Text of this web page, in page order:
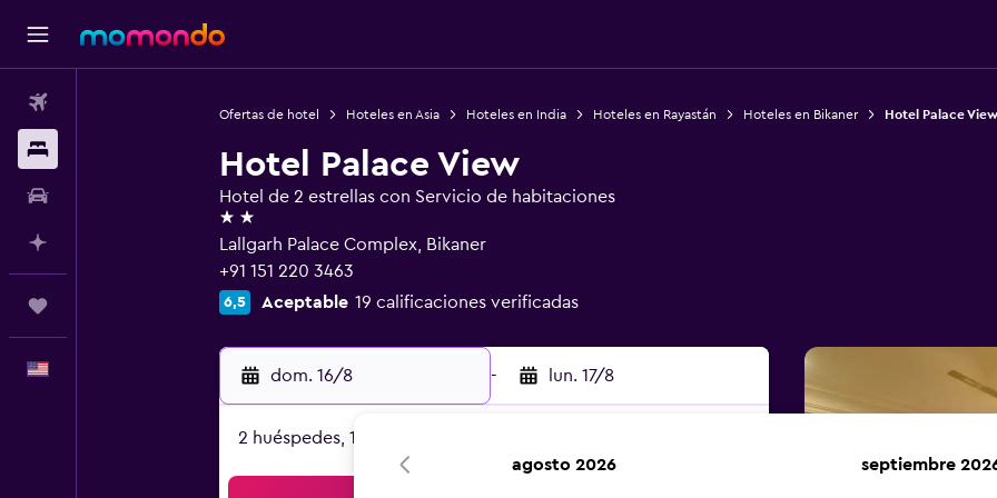
Ofertas de hotel Hoteles en Asia Hoteles en India Hoteles en Rayastán Hoteles en Bikaner Hotel Palace View
Hotel Palace View
Hotel de 2 estrellas con Servicio de habitaciones
2 estrellas
Lallgarh Palace Complex, Bikaner
+91 151 220 3463
6,5 Aceptable 19 calificaciones verificadas
dom. 16/8 - lun. 17/8
2 huéspedes, 1 habitación
agosto 2026 septiembre